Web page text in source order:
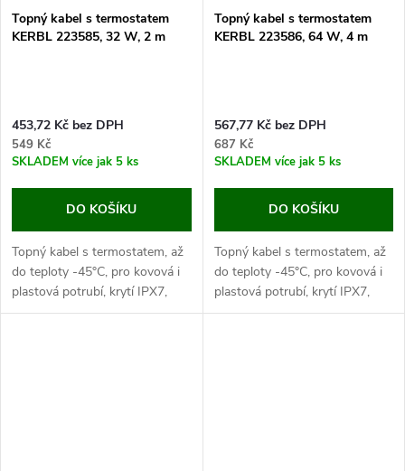
Topný kabel s termostatem
KERBL 223585, 32 W, 2 m
453,72 Kč bez DPH
549 Kč
SKLADEM více jak 5 ks
DO KOŠÍKU
Topný kabel s termostatem, až
do teploty -45°C, pro kovová i
plastová potrubí, krytí IPX7,
topný kabel 2m, napájecí kabel
Topný kabel s termostatem
KERBL 223586, 64 W, 4 m
567,77 Kč bez DPH
687 Kč
SKLADEM více jak 5 ks
DO KOŠÍKU
Topný kabel s termostatem, až
do teploty -45°C, pro kovová i
plastová potrubí, krytí IPX7,
topný kabel 4m, napájecí kabel